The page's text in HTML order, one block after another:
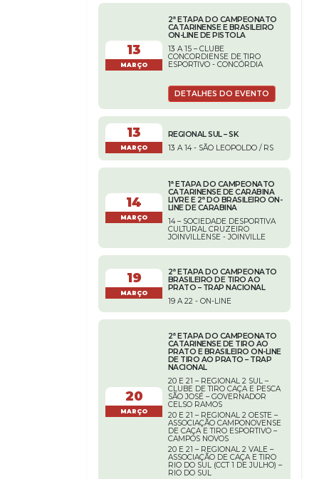
13
MARÇO
2ª ETAPA DO CAMPEONATO
CATARINENSE E BRASILEIRO
ON-LINE DE PISTOLA
13 A 15 – CLUBE
CONCORDIENSE DE TIRO
ESPORTIVO - CONCÓRDIA
DETALHES DO EVENTO
13
MARÇO
REGIONAL SUL – SK
13 A 14 - SÃO LEOPOLDO / RS
14
MARÇO
1ª ETAPA DO CAMPEONATO
CATARINENSE DE CARABINA
LIVRE E 2ª DO BRASILEIRO ON-
LINE DE CARABINA
14 – SOCIEDADE DESPORTIVA
CULTURAL CRUZEIRO
JOINVILLENSE - JOINVILLE
19
MARÇO
2ª ETAPA DO CAMPEONATO
BRASILEIRO DE TIRO AO
PRATO – TRAP NACIONAL
19 A 22 - ON-LINE
20
MARÇO
2ª ETAPA DO CAMPEONATO
CATARINENSE DE TIRO AO
PRATO E BRASILEIRO ON-LINE
DE TIRO AO PRATO – TRAP
NACIONAL
20 E 21 – REGIONAL 2 SUL –
CLUBE DE TIRO CAÇA E PESCA
SÃO JOSÉ – GOVERNADOR
CELSO RAMOS
20 E 21 – REGIONAL 2 OESTE –
ASSOCIAÇÃO CAMPONOVENSE
DE CAÇA E TIRO ESPORTIVO –
CAMPOS NOVOS
20 E 21 – REGIONAL 2 VALE –
ASSOCIAÇÃO DE CAÇA E TIRO
RIO DO SUL (CCT 1 DE JULHO) –
RIO DO SUL